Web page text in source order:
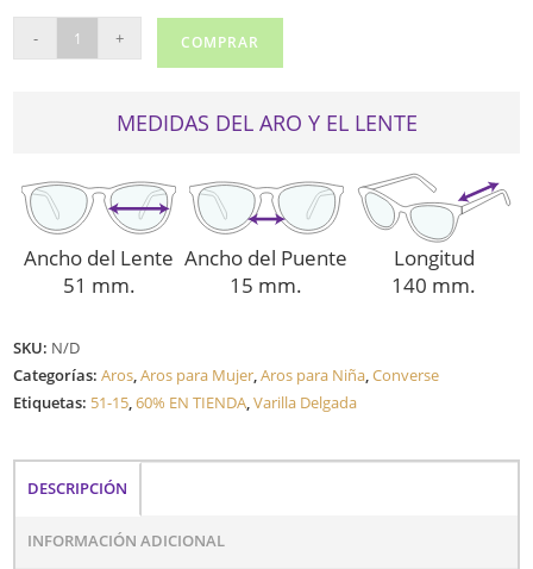
CONVERSE
VCO135
- + COMPRAR
MEDIDAS DEL ARO Y EL LENTE
Ancho del Lente
51 mm.
Ancho del Puente
15 mm.
Longitud
140 mm.
SKU: N/D
Categorías:Aros,Aros para Mujer,Aros para Niña,Converse
Etiquetas: 51-15,60% EN TIENDA,Varilla Delgada
DESCRIPCIÓN
INFORMACIÓN ADICIONAL